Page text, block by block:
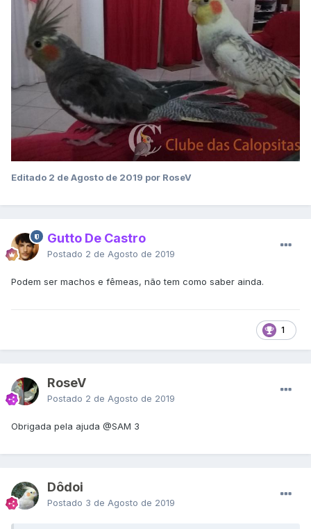
Editado 2 de Agosto de 2019 por RoseV
Gutto De Castro
Postado 2 de Agosto de 2019
Podem ser machos e fêmeas, não tem como saber ainda.
1
RoseV
Postado 2 de Agosto de 2019
Obrigada pela ajuda @SAM 3
Dôdoi
Postado 3 de Agosto de 2019